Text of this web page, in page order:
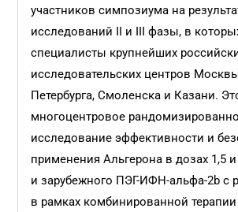
участников симпозиума на
исследований II и III фазы, в
специалисты крупнейших
исследовательских центров
Петербурга, Смоленска и Казани.
многоцентровое
исследование эффективности и
применения Альгерона в дозах 1,5
и зарубежного ПЭГ-ИФН-альфа-2b с
в рамках комбинированной